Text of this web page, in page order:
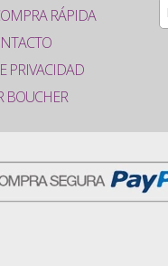
RÁPIDA
PRIVACIDAD
BOUCHER